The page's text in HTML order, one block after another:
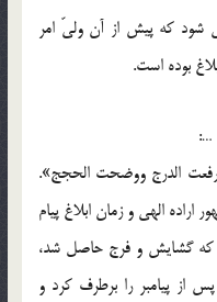
شود كه پيش از آن ولىّ امر
بوده است.
الدرج ووضحت الحجج».
الهى و زمان ابلاغ پيام
كه گشايش و فرج حاصل شد،
از پيامبر را برطرف كرد و